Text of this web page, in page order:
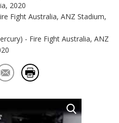
2020
Fight Australia, ANZ Stadium,
- Fire Fight Australia, ANZ